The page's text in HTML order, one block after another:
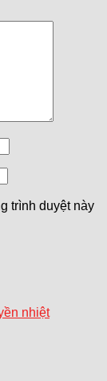
trình duyệt này